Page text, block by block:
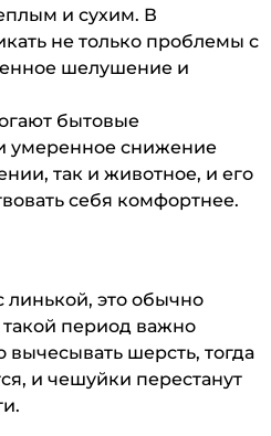
и сухим. В
не только проблемы с
шелушение и
бытовые
умеренное снижение
так и животное, и его
себя комфортнее.
линькой, это обычно
период важно
вычесывать шерсть, тогда
и чешуйки перестанут